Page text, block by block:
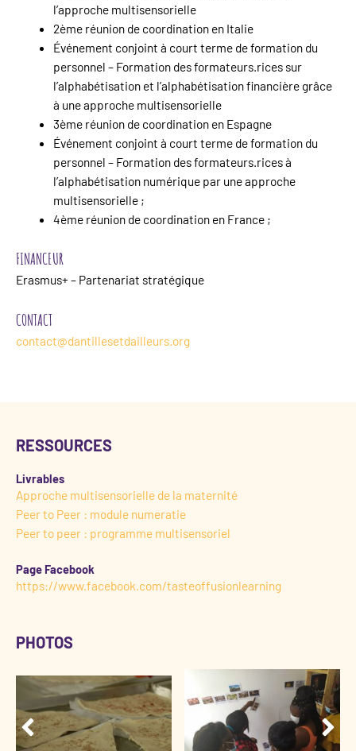
l’approche multisensorielle
2ème réunion de coordination en Italie
Événement conjoint à court terme de formation du
personnel – Formation des formateurs.rices sur
l’alphabétisation et l’alphabétisation financière grâce
à une approche multisensorielle
3ème réunion de coordination en Espagne
Événement conjoint à court terme de formation du
personnel – Formation des formateurs.rices à
l’alphabétisation numérique par une approche
multisensorielle ;
4ème réunion de coordination en France ;
FINANCEUR
Erasmus+ – Partenariat stratégique
CONTACT
contact@dantillesetdailleurs.org
RESSOURCES
Livrables
Approche multisensorielle de la maternité
Peer to Peer : module numeratie
Peer to peer : programme multisensoriel
Page Facebook
https://www.facebook.com/tasteoffusionlearning
PHOTOS